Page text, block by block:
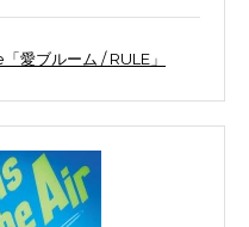
愛ブルーム / RULE」